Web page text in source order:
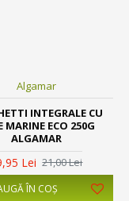
Algamar
INTEGRALE CU
MARINE ECO 250G
ALGAMAR
Lei 21,00 Lei
ÎN COŞ